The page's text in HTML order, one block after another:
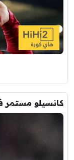
كانسيلو مستمر